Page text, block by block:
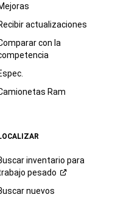
actualizaciones
con la
Ram
inventario para
pesado
nuevos